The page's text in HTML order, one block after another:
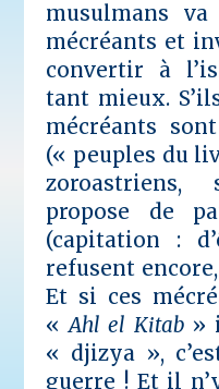
musulmans
mécréants et
convertir à
tant mieux.
mécréants
(« peuples du
zoroastriens,
propose de
(capitation :
refusent
Et si ces
«Ahl el Kitab»
« djizya »,
guerre ! Et il